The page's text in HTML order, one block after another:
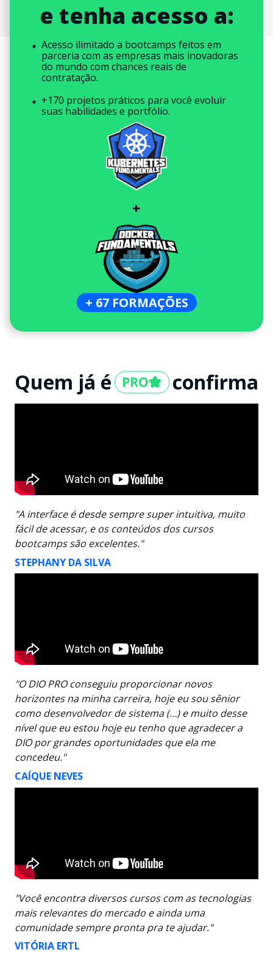
e tenha acesso a:
Acesso ilimitado a bootcamps feitos em
parceria com as empresas mais inovadoras
do mundo com chances reais de
contratação.
+170 projetos práticos para você evoluir
suas habilidades e portfólio.
+
+ 67 FORMAÇÕES
Quem já é confirma
"A interface é desde sempre super intuitiva, muito
fácil de acessar, e os conteúdos dos cursos
bootcamps são excelentes."
STEPHANY DA SILVA
"O DIO PRO conseguiu proporcionar novos
horizontes na minha carreira, hoje eu sou sênior
como desenvolvedor de sistema (…) e muito desse
nível que eu estou hoje eu tenho que agradecer a
DIO por grandes oportunidades que ela me
concedeu."
CAÍQUE NEVES
"Você encontra diversos cursos com as tecnologias
mais relevantes do mercado e ainda uma
comunidade sempre pronta pra te ajudar."
VITÓRIA ERTL